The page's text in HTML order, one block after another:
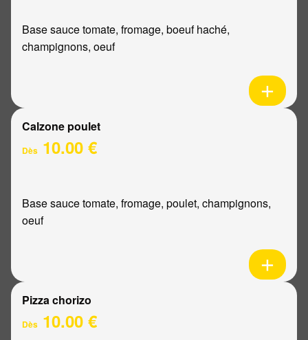
Base sauce tomate, fromage, boeuf haché,
champignons, oeuf
Calzone poulet
Dès 10.00 €
Base sauce tomate, fromage, poulet, champignons,
oeuf
Pizza chorizo
Dès 10.00 €